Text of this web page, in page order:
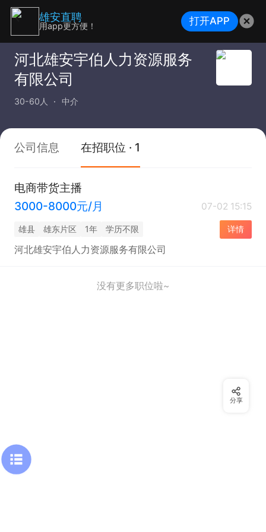
河北雄安宇伯人力资源服务
有限公司
30-60人 中介
公司信息 在招职位 · 1
电商带货主播
3000-8000元/月
07-02 15:15
雄县 雄东片区 1年 学历不限 详情
河北雄安宇伯人力资源服务有限公司
没有更多职位啦~
分享
雄安直聘
用app更方便！ 打开APP